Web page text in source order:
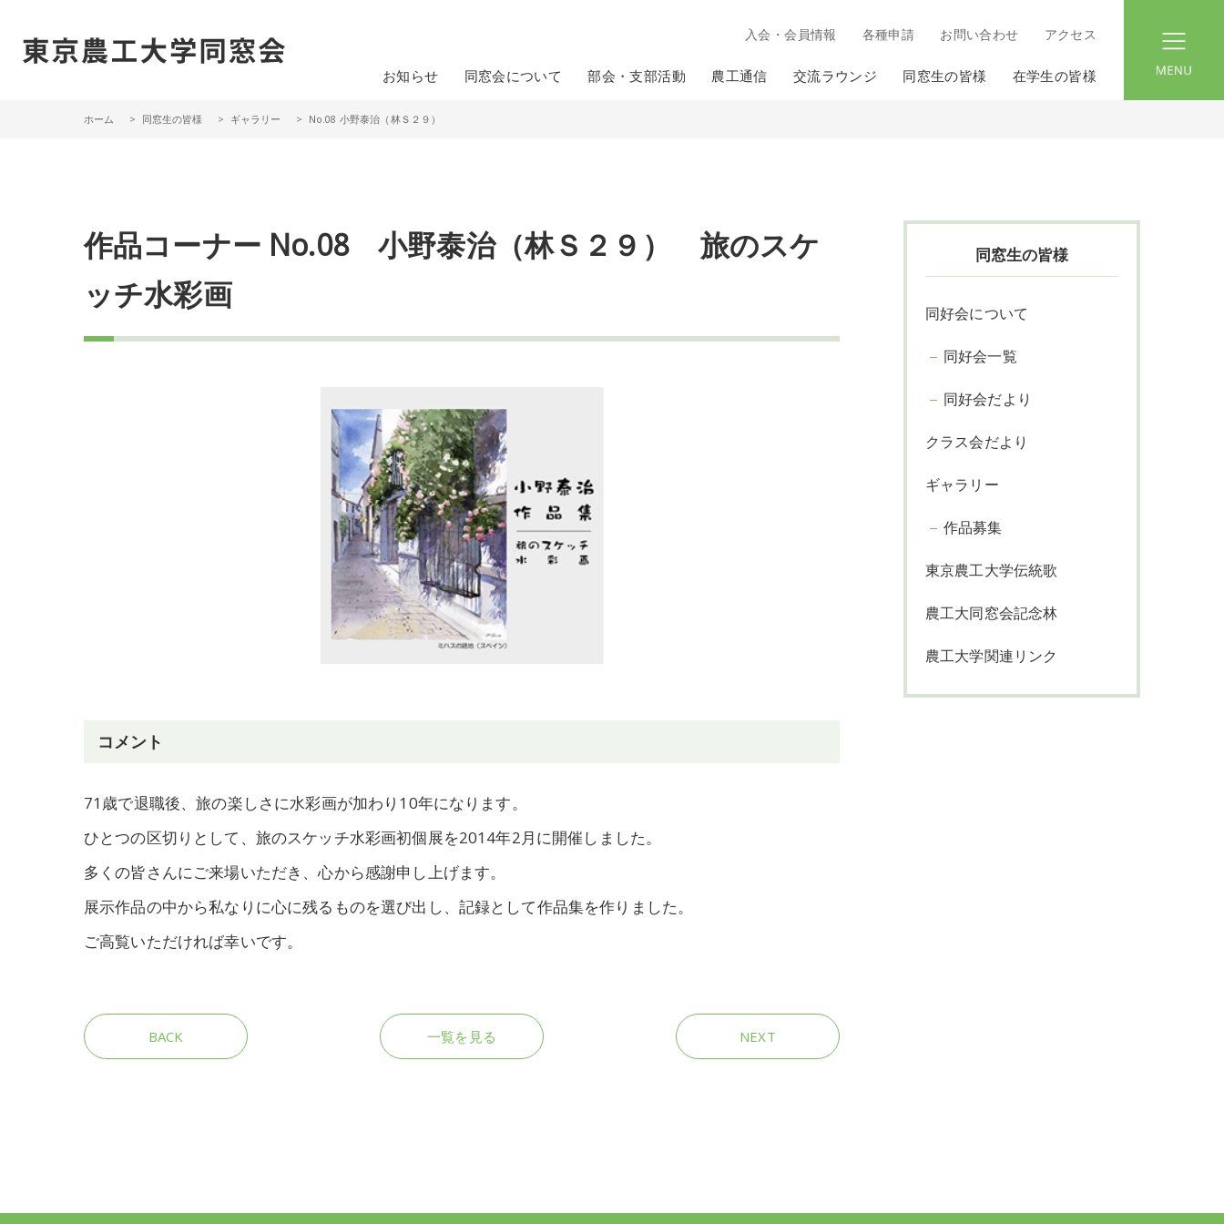
入会・会員情報 各種申請 お問い合わせ アクセス
お知らせ 同窓会について 部会・支部活動 農工通信 交流ラウンジ 同窓生の皆様 在学生の皆様
ホーム 同窓生の皆様 ギャラリー No.08 小野泰治（林Ｓ２９）
同窓生の皆様
同好会について
同好会一覧
同好会だより
クラス会だより
ギャラリー
作品募集
東京農工大学伝統歌
農工大同窓会記念林
農工大学関連リンク
作品コーナー No.08 小野泰治（林Ｓ２９） 旅のスケ
ッチ水彩画
コメント
71歳で退職後、旅の楽しさに水彩画が加わり10年になります。
ひとつの区切りとして、旅のスケッチ水彩画初個展を2014年2月に開催しました。
多くの皆さんにご来場いただき、心から感謝申し上げます。
展示作品の中から私なりに心に残るものを選び出し、記録として作品集を作りました。
ご高覧いただければ幸いです。
BACK 一覧を見る NEXT
menu